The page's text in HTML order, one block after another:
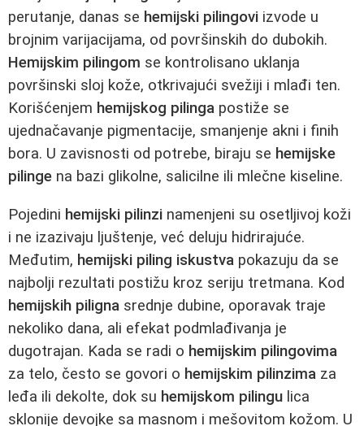
perutanje, danas se hemijski pilingovi izvode u
brojnim varijacijama, od površinskih do dubokih.
Hemijskim pilingom se kontrolisano uklanja
površinski sloj kože, otkrivajući svežiji i mlađi ten.
Korišćenjem hemijskog pilinga postiže se
ujednačavanje pigmentacije, smanjenje akni i finih
bora. U zavisnosti od potrebe, biraju se hemijske
pilinge na bazi glikolne, salicilne ili mlečne kiseline.
Pojedini hemijski pilinzi namenjeni su osetljivoj koži
i ne izazivaju ljuštenje, već deluju hidrirajuće.
Međutim, hemijski piling iskustva pokazuju da se
najbolji rezultati postižu kroz seriju tretmana. Kod
hemijskih piligna srednje dubine, oporavak traje
nekoliko dana, ali efekat podmlađivanja je
dugotrajan. Kada se radi o hemijskim pilingovima
za telo, često se govori o hemijskim pilinzima za
leđa ili dekolte, dok su hemijskom pilingu lica
sklonije devojke sa masnom i mešovitom kožom. U